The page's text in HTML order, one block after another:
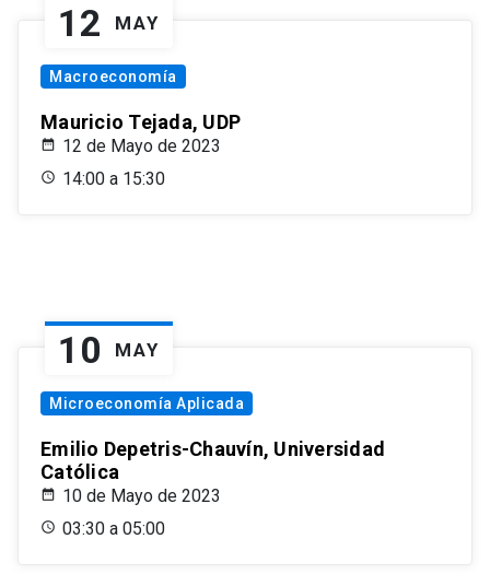
12 MAY
Macroeconomía
Mauricio Tejada, UDP
12 de Mayo de 2023
14:00 a 15:30
10 MAY
Microeconomía Aplicada
Emilio Depetris-Chauvín, Universidad
Católica
10 de Mayo de 2023
03:30 a 05:00